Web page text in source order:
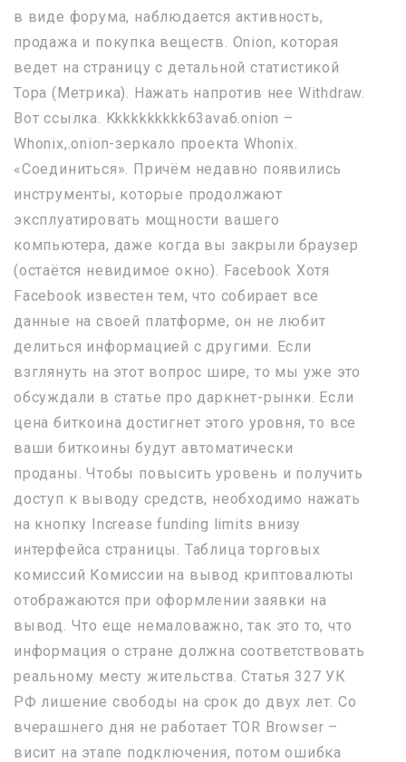
в виде форума, наблюдается активность,
продажа и покупка веществ. Onion, которая
ведет на страницу с детальной статистикой
Тора (Метрика). Нажать напротив нее Withdraw.
Вот ссылка. Kkkkkkkkkk63ava6.onion –
Whonix,.onion-зеркало проекта Whonix.
«Соединиться». Причём недавно появились
инструменты, которые продолжают
эксплуатировать мощности вашего
компьютера, даже когда вы закрыли браузер
(остаётся невидимое окно). Facebook Хотя
Facebook известен тем, что собирает все
данные на своей платформе, он не любит
делиться информацией с другими. Если
взглянуть на этот вопрос шире, то мы уже это
обсуждали в статье про даркнет-рынки. Если
цена биткоина достигнет этого уровня, то все
ваши биткоины будут автоматически
проданы. Чтобы повысить уровень и получить
доступ к выводу средств, необходимо нажать
на кнопку Increase funding limits внизу
интерфейса страницы. Таблица торговых
комиссий Комиссии на вывод криптовалюты
отображаются при оформлении заявки на
вывод. Что еще немаловажно, так это то, что
информация о стране должна соответствовать
реальному месту жительства. Статья 327 УК
РФ лишение свободы на срок до двух лет. Со
вчерашнего дня не работает TOR Browser –
висит на этапе подключения, потом ошибка